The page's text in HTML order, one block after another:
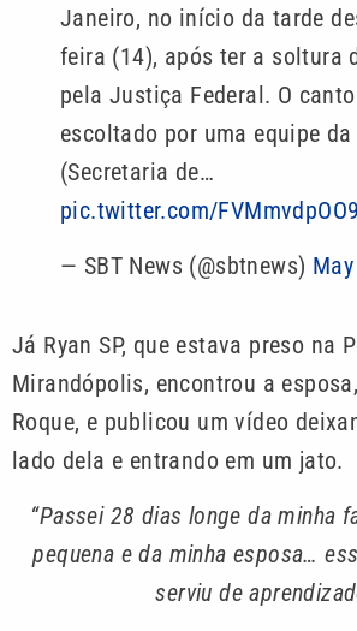
Janeiro, no início da tarde
feira (14), após ter a soltura
pela Justiça Federal. O
escoltado por uma equipe da
(Secretaria de…
pic.twitter.com/FVMmvdpOO9
— SBT News (@sbtnews)
Já Ryan SP, que estava preso na
Mirandópolis, encontrou a
Roque, e publicou um vídeo
lado dela e entrando em um jato.
“Passei 28 dias longe da minha
pequena e da minha esposa…
serviu de